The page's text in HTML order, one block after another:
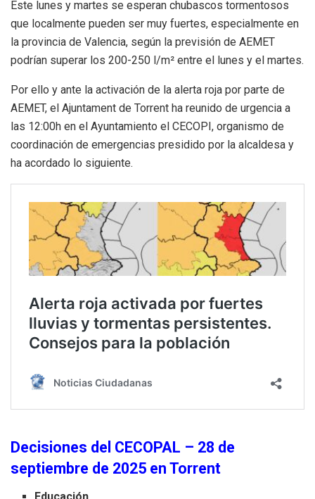
Este lunes y martes se esperan chubascos tormentosos
que localmente pueden ser muy fuertes, especialmente en
la provincia de Valencia, según la previsión de AEMET
podrían superar los 200-250 l/m² entre el lunes y el martes.
Por ello y ante la activación de la alerta roja por parte de
AEMET, el Ajuntament de Torrent ha reunido de urgencia a
las 12:00h en el Ayuntamiento el CECOPI, organismo de
coordinación de emergencias presidido por la alcaldesa y
ha acordado lo siguiente.
Decisiones del CECOPAL – 28 de
septiembre de 2025 en Torrent